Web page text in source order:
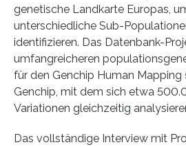
genetische Landkarte Europas,
unterschiedliche Sub-
identifizieren. Das Datenbank-
umfangreicheren
für den Genchip Human
Genchip, mit dem sich etwa
Variationen gleichzeitig
Das vollständige Interview mit